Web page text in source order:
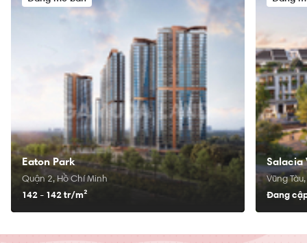
Eaton Park
Quận 2, Hồ Chí Minh
142 - 142 tr/m²
Salacia
Vũng
Đang